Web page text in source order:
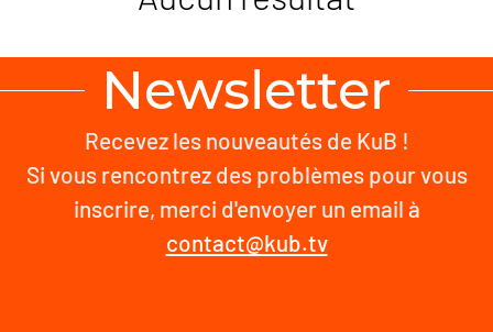
Newsletter
Recevez les nouveautés de KuB !
Si vous rencontrez des problèmes pour vous
inscrire, merci d'envoyer un email à
contact@kub.tv